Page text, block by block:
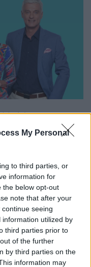
My Personal
to third parties, or
information for
the below opt-out
note that after your
seeing
utilized by
third parties prior to
of the further
by third parties on the
information may